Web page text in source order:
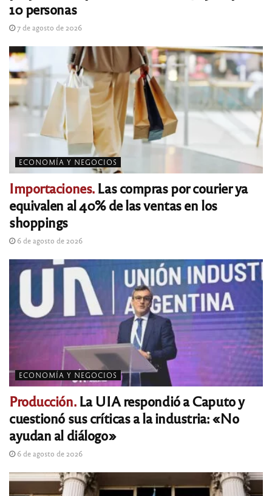
10 personas
7 de agosto de 2026
ECONOMÍA Y NEGOCIOS
Importaciones.Las compras por courier ya
equivalen al 40% de las ventas en los
shoppings
6 de agosto de 2026
ECONOMÍA Y NEGOCIOS
Producción.La UIA respondió a Caputo y
cuestionó sus críticas a la industria: «No
ayudan al diálogo»
6 de agosto de 2026